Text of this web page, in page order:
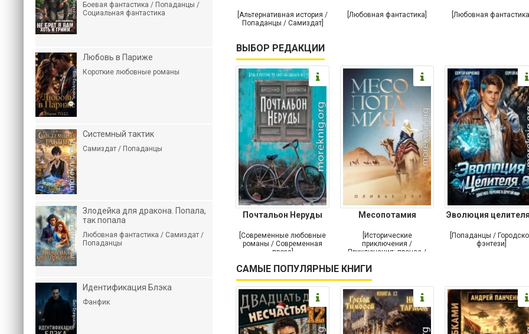
[Альтернативная история /
Попаданцы / Самиздат]
[Любовная фантастика] [Любовная фантастика]
ВЫБОР РЕДАКЦИИ
Почтальон Неруды
[Современные любовные
романы / Современная
проза]
Месопотамия
[Исторические
приключения /
Приключения: прочее /
Историческая проза]
Эволюция
[Попаданцы /
фэнтези]
САМЫЕ ПОПУЛЯРНЫЕ КНИГИ
Боевая фантастика / Попаданцы /
Социальная фантастика
Любовь в Париже
Короткие любовные романы
Системный тактик
Самиздат / Попаданцы
Злодейка для дракона. Попала,
так попала
Любовная фантастика / Самиздат /
Попаданцы
Идентификация Блэка
Фанфик